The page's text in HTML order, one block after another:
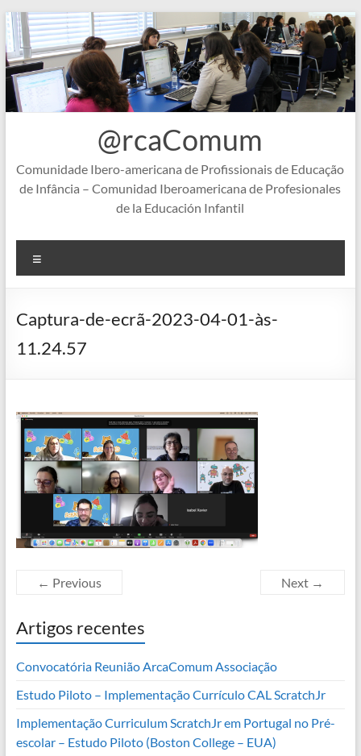
Skip
to
content
@rcaComum
Comunidade Ibero-americana de Profissionais de Educação
de Infância – Comunidad Iberoamericana de Profesionales
de la Educación Infantil
Captura-de-ecrã-2023-04-01-às-
11.24.57
← Previous Next →
Artigos recentes
Convocatória Reunião ArcaComum Associação
Estudo Piloto – Implementação Currículo CAL ScratchJr
Implementação Curriculum ScratchJr em Portugal no Pré-
escolar – Estudo Piloto (Boston College – EUA)